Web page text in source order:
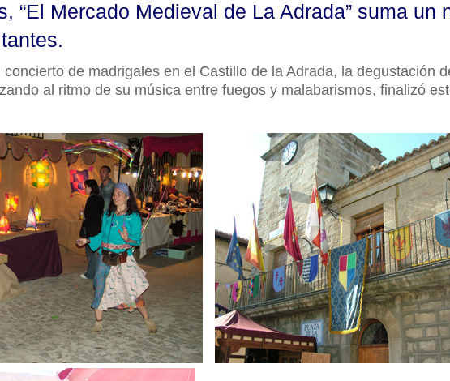
“El Mercado Medieval de La Adrada” suma
concierto de madrigales en el Castillo de la Adrada, la degustación
al ritmo de su música entre fuegos y malabarismos, finalizó